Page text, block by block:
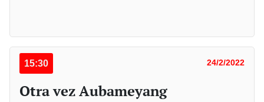
15:30 24/2/2022
Otra vez Aubameyang